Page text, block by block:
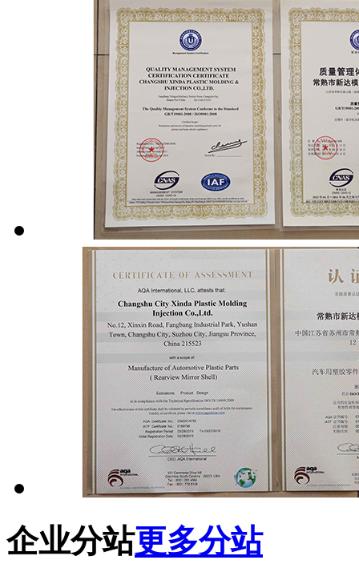
企业分站更多分站